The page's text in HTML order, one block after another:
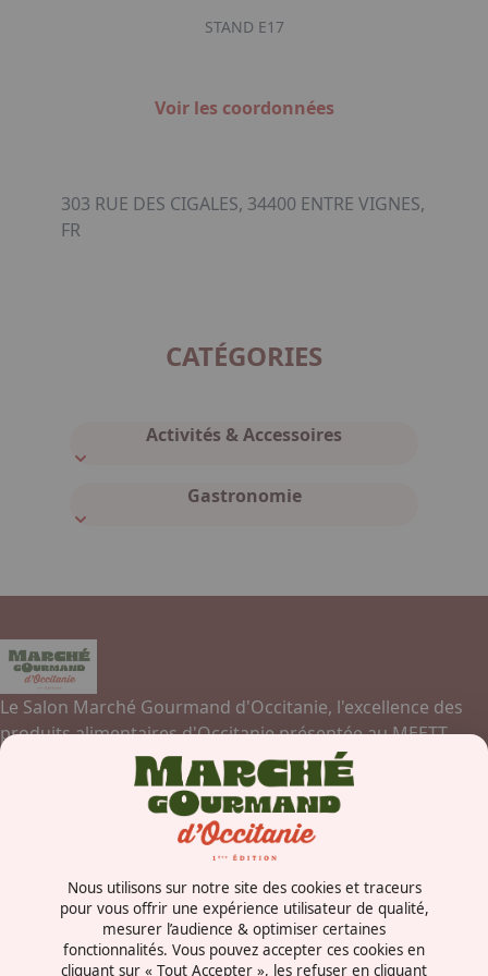
STAND E17
Voir les coordonnées
303 RUE DES CIGALES, 34400 ENTRE VIGNES,
FR
CATÉGORIES
Activités & Accessoires
Gastronomie
Le Salon Marché Gourmand d'Occitanie, l'excellence des
produits alimentaires d'Occitanie présentée au MEETT,
Parc des Expositions, Centre de Conventions et Congrès de
Concorde Avenue
31840 - Aussonne
France
Nous utilisons sur notre site des cookies et traceurs
pour vous offrir une expérience utilisateur de qualité,
mesurer l’audience & optimiser certaines
fonctionnalités. Vous pouvez accepter ces cookies en
cliquant sur « Tout Accepter », les refuser en cliquant